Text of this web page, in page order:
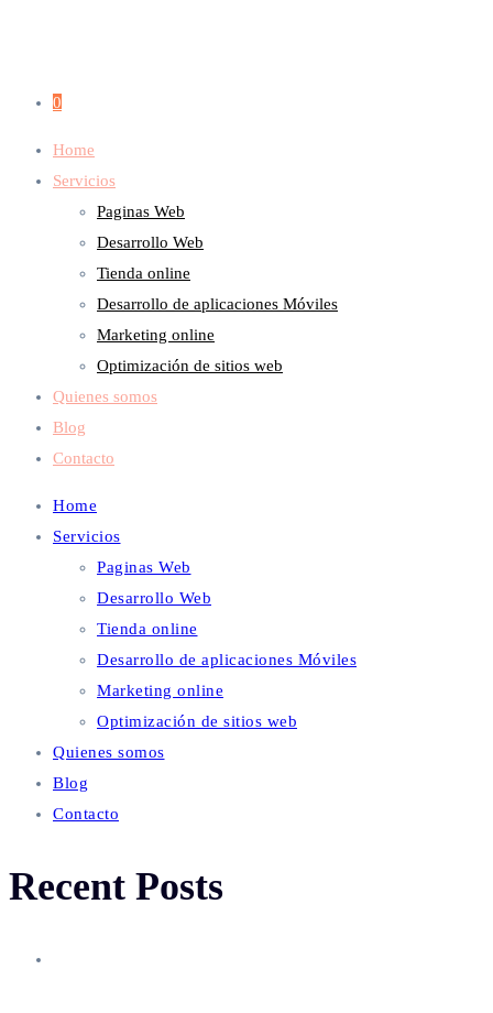
0
Home
Servicios
Paginas Web
Desarrollo Web
Tienda online
Desarrollo de aplicaciones Móviles
Marketing online
Optimización de sitios web
Quienes somos
Blog
Contacto
Home
Servicios
Paginas Web
Desarrollo Web
Tienda online
Desarrollo de aplicaciones Móviles
Marketing online
Optimización de sitios web
Quienes somos
Blog
Contacto
Recent Posts